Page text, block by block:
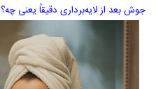
جوش بعد از لایه‌برداری دقیقاً یعنی چه؟